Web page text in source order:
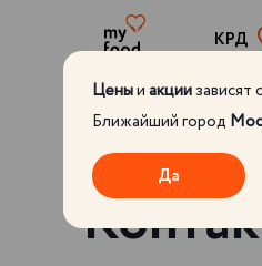
КРД
Ценыиакциизависят
Ближайший город
Да